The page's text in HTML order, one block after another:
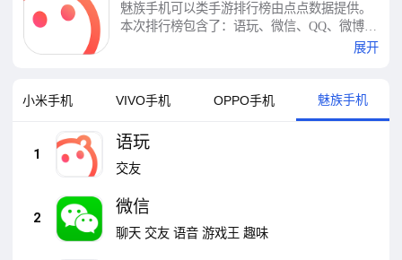
魅族手机可以类手游排行榜由点点数据提供。
本次排行榜包含了：语玩、微信、QQ、微博、
知乎、小红书、百度贴吧、QQ空间、十点聊展开
小米手机 VIVO手机 OPPO手机 魅族手机
1
语玩
交友
2
微信
聊天 交友 语音 游戏王 趣味